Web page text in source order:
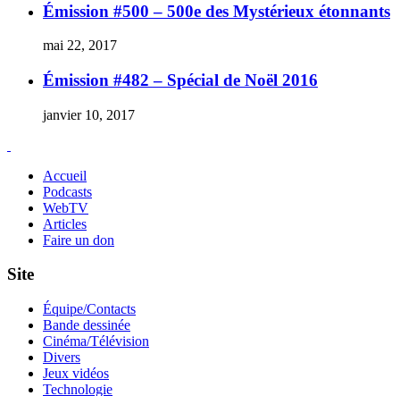
Émission #500 – 500e des Mystérieux étonnants
mai 22, 2017
Émission #482 – Spécial de Noël 2016
janvier 10, 2017
Accueil
Podcasts
WebTV
Articles
Faire un don
Site
Équipe/Contacts
Bande dessinée
Cinéma/Télévision
Divers
Jeux vidéos
Technologie